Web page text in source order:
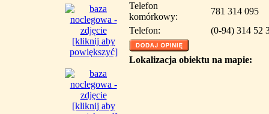
[kliknij aby
powiększyć]
[kliknij aby
Telefon
komórkowy:
781 314 095
Telefon:
(0-94) 314 52
Lokalizacja obiektu na mapie: